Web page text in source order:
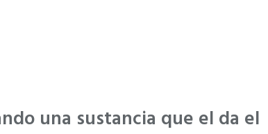
una sustancia que el da el